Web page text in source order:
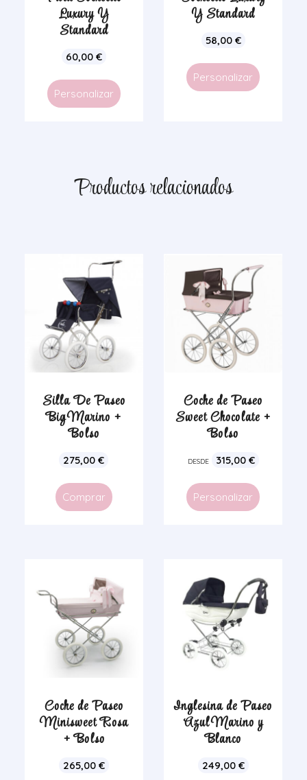
Luxury Y
Standard
60,00 €
Personalizar
Y Standard
58,00 €
Personalizar
Productos relacionados
Silla De Paseo
Big Marino +
Bolso
275,00€
Comprar
Coche de Paseo
Sweet Chocolate +
Bolso
DESDE 315,00 €
Personalizar
Coche de Paseo
Minisweet Rosa
+ Bolso
265,00 €
Inglesina de Paseo
Azul Marino y
Blanco
249,00 €